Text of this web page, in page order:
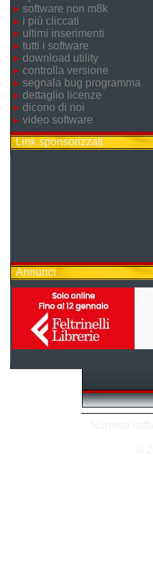
software non m8k
i più cliccati
ultimi inserimenti
tutti i software
download utility
controlla versione
segnala bug programma
dettaglio licenze
dicono di noi
video software
Link sponsorizzati
Annunci